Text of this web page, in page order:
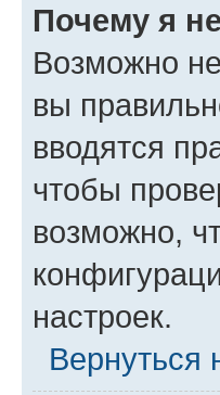
Почему я
Возможно
вы
вводятся
чтобы
возможно,
настроек.
Вернуться